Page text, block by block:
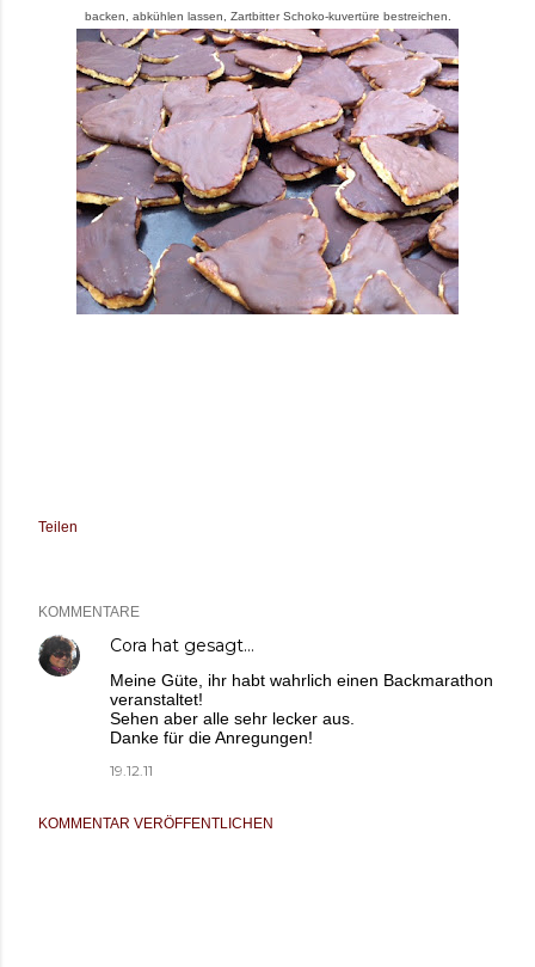
backen, abkühlen lassen, Zartbitter Schoko-kuvertüre bestreichen.
Teilen
KOMMENTARE
Cora hat gesagt…
Meine Güte, ihr habt wahrlich einen Backmarathon
veranstaltet!
Sehen aber alle sehr lecker aus.
Danke für die Anregungen!
19.12.11
KOMMENTAR VERÖFFENTLICHEN